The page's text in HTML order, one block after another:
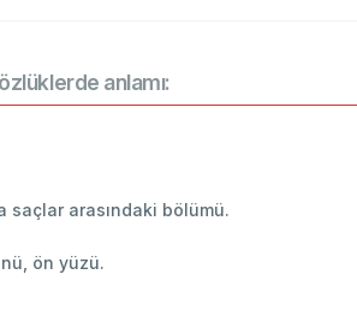
anlamı:
saçlar arasındaki bölümü.
ön yüzü.